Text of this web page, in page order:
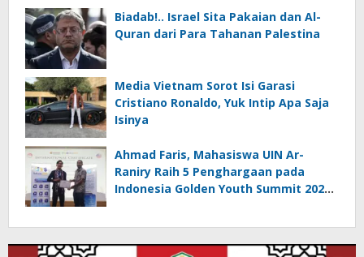
Biadab!.. Israel Sita Pakaian dan Al-
Quran dari Para Tahanan Palestina
Media Vietnam Sorot Isi Garasi
Cristiano Ronaldo, Yuk Intip Apa Saja
Isinya
Ahmad Faris, Mahasiswa UIN Ar-
Raniry Raih 5 Penghargaan pada
Indonesia Golden Youth Summit 2026